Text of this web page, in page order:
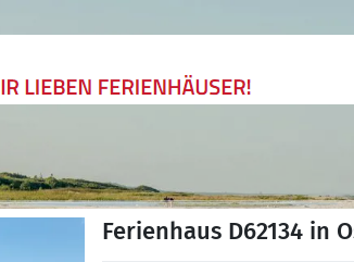
Ferienhaus D62134 in